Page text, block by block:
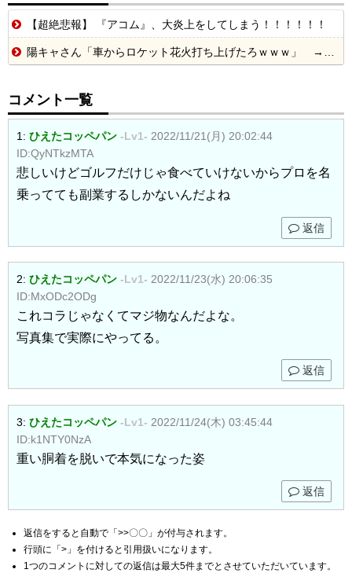
【超絶悲報】 『アコム』、大炎上をしてしまう！！！！！！
陽キャさん「車からロケット花火打ち上げたろｗｗｗ」 → サンルーフが閉まっていて無事車内に発射
コメント一覧
1: ひえたコッペパン -Lv1- 2022/11/21(月) 20:02:44
ID:QyNTkzMTA
悲しいけどゴルフだけじゃ食べていけないからプロを名
乗ってても副業するしかないんだよね
返信
2: ひえたコッペパン -Lv1- 2022/11/23(水) 20:06:35
ID:MxODc2ODg
これコラじゃなくてマジ物なんだよな。
写真集で実際にやってる。
返信
3: ひえたコッペパン -Lv1- 2022/11/24(木) 03:45:44
ID:k1NTY0NzA
重い胴着を脱いで本気になった姿
返信
返信をすると自動で「>>〇〇」が付与されます。
行頭に「>」を付けると引用扱いになります。
1つのコメントに対しての返信は最大5件までとさせていただいています。